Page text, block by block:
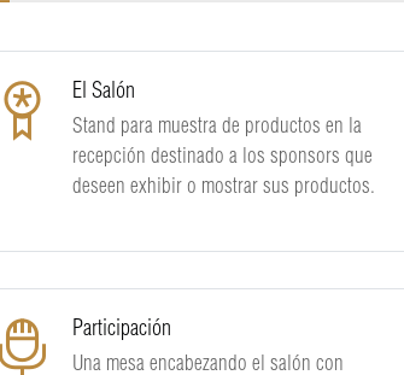
El Salón
Stand para muestra de productos en la
recepción destinado a los sponsors que
deseen exhibir o mostrar sus productos.
Participación
Una mesa encabezando el salón con